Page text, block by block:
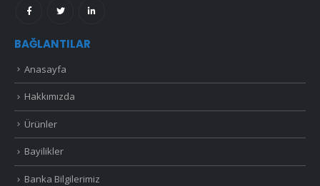
BAĞLANTILAR
Anasayfa
Hakkımızda
Ürünler
Bayilikler
Banka Bilgilerimiz